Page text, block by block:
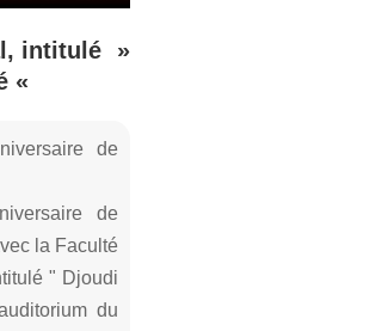
intitulé »
«
de
de
la Faculté
" Djoudi
du